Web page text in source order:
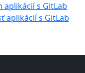
aplikácií s GitLab
aplikácií s GitLab